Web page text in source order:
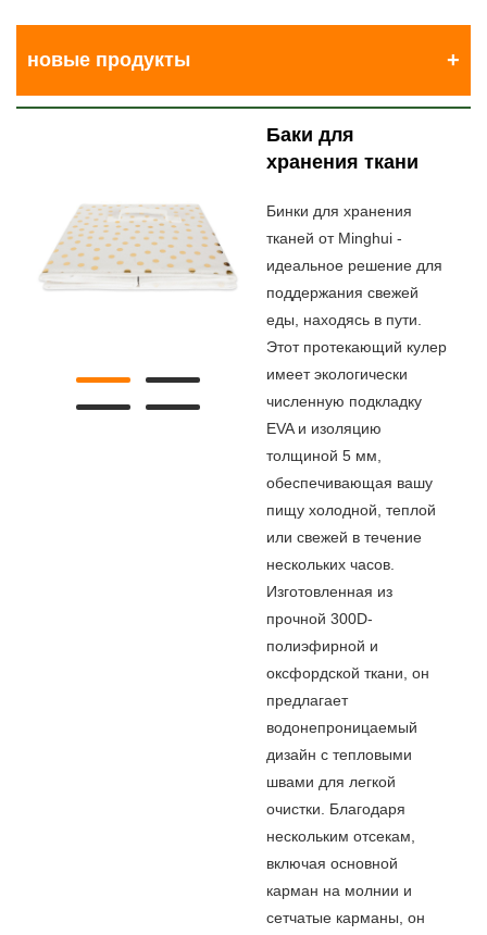
новые продукты
Баки для
хранения ткани
Бинки для хранения
тканей от Minghui -
идеальное решение для
поддержания свежей
еды, находясь в пути.
Этот протекающий кулер
имеет экологически
численную подкладку
EVA и изоляцию
толщиной 5 мм,
обеспечивающая вашу
пищу холодной, теплой
или свежей в течение
нескольких часов.
Изготовленная из
прочной 300D-
полиэфирной и
оксфордской ткани, он
предлагает
водонепроницаемый
дизайн с тепловыми
швами для легкой
очистки. Благодаря
нескольким отсекам,
включая основной
карман на молнии и
сетчатые карманы, он